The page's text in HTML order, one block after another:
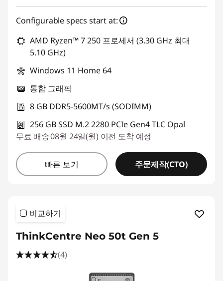
Configurable specs start at:
AMD Ryzen™ 7 250 프로세서 (3.30 GHz 최대
5.10 GHz)
Windows 11 Home 64
통합 그래픽
8 GB DDR5-5600MT/s (SODIMM)
256 GB SSD M.2 2280 PCIe Gen4 TLC Opal
무료 배송08월 24일(월) 이전 도착 예정
빠른 보기 주문제작(CTO)
비교하기
ThinkCentre Neo 50t Gen 5
(4)